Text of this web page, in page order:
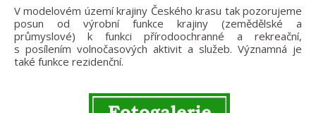
V modelovém území krajiny Českého krasu tak pozorujeme
posun od výrobní funkce krajiny (zemědělské a
průmyslové) k funkci přírodoochranné a rekreační,
s posílením volnočasových aktivit a služeb. Významná je
také funkce rezidenční.